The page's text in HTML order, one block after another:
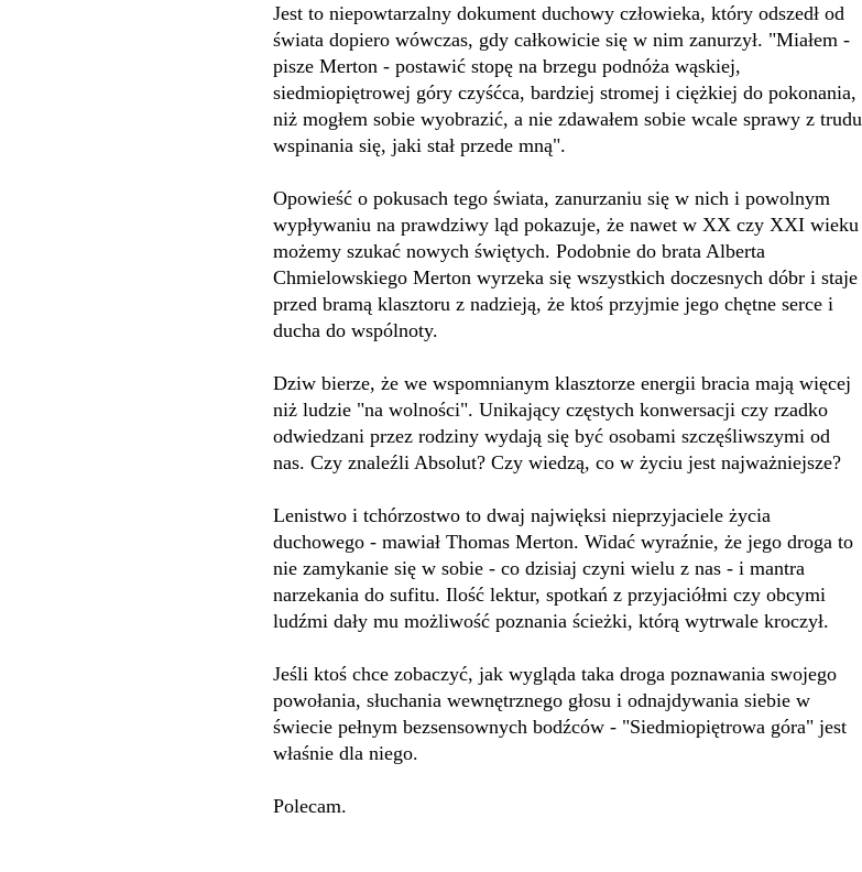
Jest to niepowtarzalny dokument duchowy człowieka, który odszedł od
świata dopiero wówczas, gdy całkowicie się w nim zanurzył. "Miałem -
pisze Merton - postawić stopę na brzegu podnóża wąskiej,
siedmiopiętrowej góry czyśćca, bardziej stromej i ciężkiej do pokonania,
niż mogłem sobie wyobrazić, a nie zdawałem sobie wcale sprawy z trudu
wspinania się, jaki stał przede mną".
Opowieść o pokusach tego świata, zanurzaniu się w nich i powolnym
wypływaniu na prawdziwy ląd pokazuje, że nawet w XX czy XXI wieku
możemy szukać nowych świętych. Podobnie do brata Alberta
Chmielowskiego Merton wyrzeka się wszystkich doczesnych dóbr i staje
przed bramą klasztoru z nadzieją, że ktoś przyjmie jego chętne serce i
ducha do wspólnoty.
Dziw bierze, że we wspomnianym klasztorze energii bracia mają więcej
niż ludzie "na wolności". Unikający częstych konwersacji czy rzadko
odwiedzani przez rodziny wydają się być osobami szczęśliwszymi od
nas. Czy znaleźli Absolut? Czy wiedzą, co w życiu jest najważniejsze?
Lenistwo i tchórzostwo to dwaj najwięksi nieprzyjaciele życia
duchowego - mawiał Thomas Merton. Widać wyraźnie, że jego droga to
nie zamykanie się w sobie - co dzisiaj czyni wielu z nas - i mantra
narzekania do sufitu. Ilość lektur, spotkań z przyjaciółmi czy obcymi
ludźmi dały mu możliwość poznania ścieżki, którą wytrwale kroczył.
Jeśli ktoś chce zobaczyć, jak wygląda taka droga poznawania swojego
powołania, słuchania wewnętrznego głosu i odnajdywania siebie w
świecie pełnym bezsensownych bodźców - "Siedmiopiętrowa góra" jest
właśnie dla niego.
Polecam.